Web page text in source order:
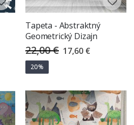
Tapeta - Abstraktný
Geometrický Dizajn
22,00 € Special
Price
17,60 €
20%